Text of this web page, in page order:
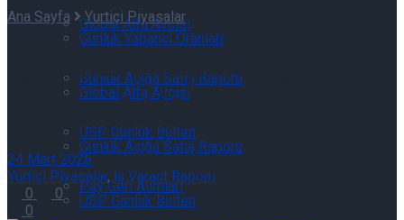
Global Alfa Avcısı
Günlük Açığa Satış Raporu
USP Günlük Bülten
Pay Geri Alımları
Günlük Yabancı Oranları
Global Alfa Avcısı
Günlük Açığa Satış Raporu
USP Günlük Bülten
Ana Sayfa Yurtiçi Piyasalar
İş Varant Raporu: İş
Varant 24/03/2026
24 Mart 2026
Yurtiçi Piyasalar,İş Varant Raporu
0
0
0